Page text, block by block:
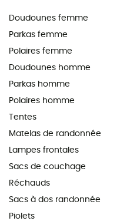
Doudounes femme
Parkas femme
Polaires femme
Doudounes homme
Parkas homme
Polaires homme
Tentes
Matelas de randonnée
Lampes frontales
Sacs de couchage
Réchauds
Sacs à dos randonnée
Piolets